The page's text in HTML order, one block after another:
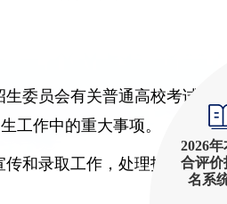
2026
合评价
名系
委员会有关普通高校考试招
工作中的重大事项。
和录取工作，处理招生的日